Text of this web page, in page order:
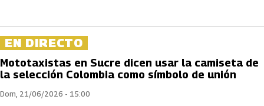
EN DIRECTO
Mototaxistas en Sucre dicen usar la camiseta de
la selección Colombia como símbolo de unión
Dom, 21/06/2026 - 15:00